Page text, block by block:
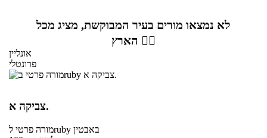
לא נמצאו מורים בעיר המבוקשת, מציג מכל
הארץ 👇🏼
אונליין
פרונטלי
צביקה א.
מורה פרטילruby באבטין